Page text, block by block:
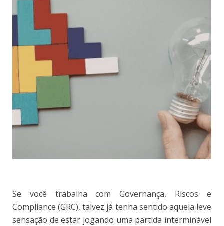
Se você trabalha com Governança, Riscos e
Compliance (GRC), talvez já tenha sentido aquela leve
sensação de estar jogando uma partida interminável